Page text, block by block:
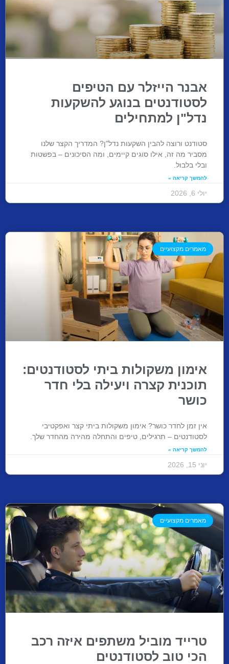
אבנר הייזלר עם הטיפים
לסטודנטים בנוגע להשקעות
נדל"ן למתחילים
סטודנט ורוצה להבין השקעות נדל"ן? המדריך הקצר שלנו
מסביר מה זה, אילו סוגים קיימים, ומה הסיכונים – בפשטות
ובלי בלבול.
להמשך קריאה »
יולי 6, 2026
מאמרים מקצועיים
אימון משקולות ביתי לסטודנטים:
תוכנית קצרה ויעילה בלי חדר
כושר
אין זמן לחדר כושר? אימון משקולות ביתי קצר ואפקטיבי
לסטודנטים – תרגילים, טיפים והתחלה מהירה מהחדר שלך.
להמשך קריאה »
יוני 15, 2026
מאמרים מקצועיים
טרייד מוביל משתפים איזה רכב
הכי טוב לסטודנטים